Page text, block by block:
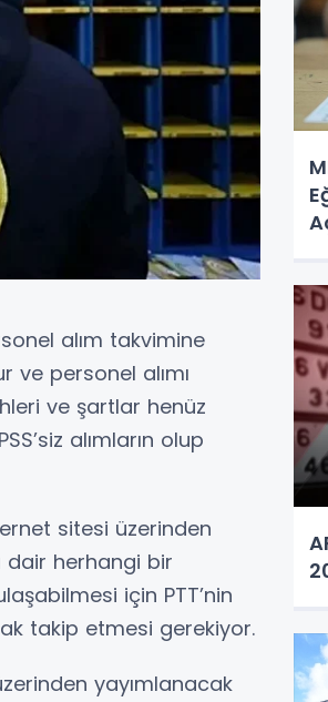
alım takvimine
ve personel alımı
ve şartlar henüz
alımların olup
sitesi üzerinden
dair herhangi bir
için PTT’nin
takip etmesi gerekiyor.
yayımlanacak